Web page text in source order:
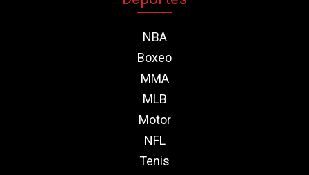
NBA
Boxeo
MMA
MLB
Motor
NFL
Tenis